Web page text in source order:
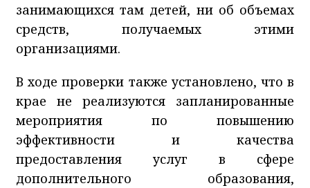
занимающихся там детей, ни об объемах
средств, получаемых этими
организациями.
В ходе проверки также установлено, что в
крае не реализуются запланированные
мероприятия по повышению
эффективности и качества
предоставления услуг в сфере
дополнительного образования,